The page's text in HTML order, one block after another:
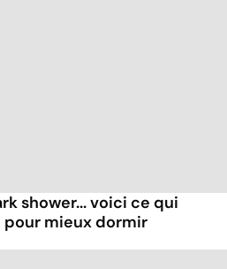
shower... voici ce qui
mieux dormir